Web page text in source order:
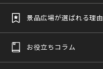
景品広場が選ばれる理由
お役立ちコラム